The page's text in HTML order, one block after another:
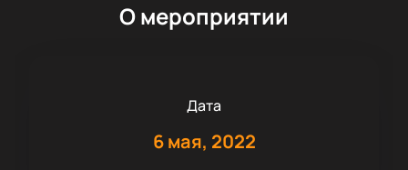
О мероприятии
Дата
6 мая, 2022